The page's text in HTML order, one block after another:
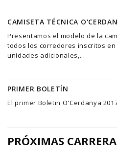
CAMISETA TÉCNICA
Presentamos el modelo de la
todos los corredores inscritos
unidades adicionales,...
PRIMER BOLETÍN
El primer Boletin O'Cerdanya
PRÓXIMAS